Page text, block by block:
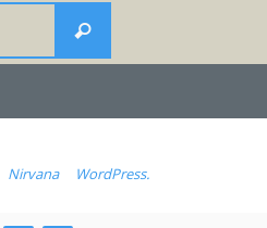
Recherche
Nirvana& WordPress.